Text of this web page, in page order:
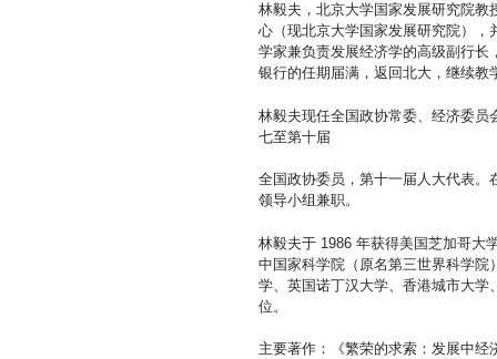
林毅夫，北京大学国家发展研究院教
心（现北京大学国家发展研究院），
学家兼负责发展经济学的高级副行长
银行的任期届满，返回北大，继续教
林毅夫现任全国政协常委、经济委
七至第十届
全国政协委员，第十一届人大代表
领导小组兼职。
林毅夫于 1986 年获得美国芝加哥大
中国家科学院（原名第三世界科学
学、英国诺丁汉大学、香港城市大
位。
主要著作：《繁荣的求索：发展中